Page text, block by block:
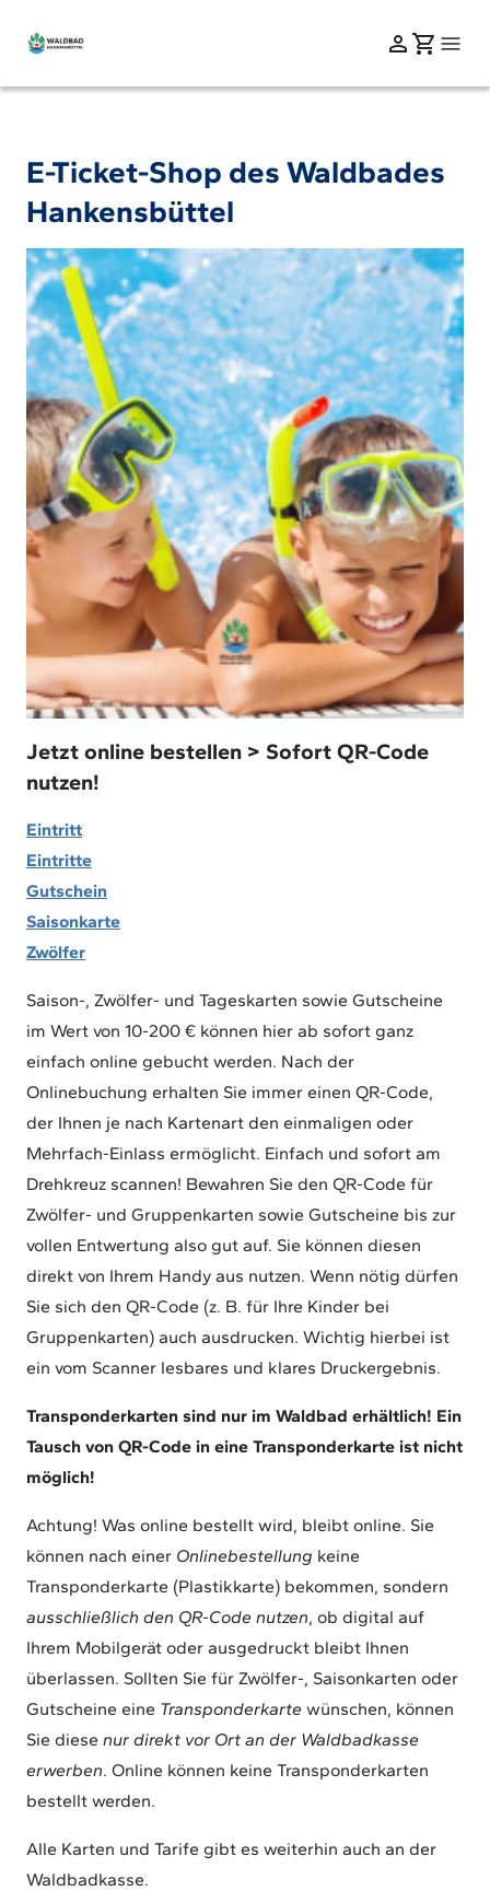
E-Ticket-Shop des Waldbades
Hankensbüttel
Jetzt online bestellen > Sofort QR-Code
nutzen!
Eintritt
Eintritte
Gutschein
Saisonkarte
Zwölfer
Saison-, Zwölfer- und Tageskarten sowie Gutscheine
im Wert von 10-200 € können hier ab sofort ganz
einfach online gebucht werden. Nach der
Onlinebuchung erhalten Sie immer einen QR-Code,
der Ihnen je nach Kartenart den einmaligen oder
Mehrfach-Einlass ermöglicht. Einfach und sofort am
Drehkreuz scannen! Bewahren Sie den QR-Code für
Zwölfer- und Gruppenkarten sowie Gutscheine bis zur
vollen Entwertung also gut auf. Sie können diesen
direkt von Ihrem Handy aus nutzen. Wenn nötig dürfen
Sie sich den QR-Code (z. B. für Ihre Kinder bei
Gruppenkarten) auch ausdrucken. Wichtig hierbei ist
ein vom Scanner lesbares und klares Druckergebnis.
Transponderkarten sind nur im Waldbad erhältlich! Ein
Tausch von QR-Code in eine Transponderkarte ist nicht
möglich!
Achtung! Was online bestellt wird, bleibt online. Sie
können nach einer Onlinebestellung keine
Transponderkarte (Plastikkarte) bekommen, sondern
ausschließlich den QR-Code nutzen, ob digital auf
Ihrem Mobilgerät oder ausgedruckt bleibt Ihnen
überlassen. Sollten Sie für Zwölfer-, Saisonkarten oder
Gutscheine eine Transponderkarte wünschen, können
Sie diese nur direkt vor Ort an der Waldbadkasse
erwerben. Online können keine Transponderkarten
bestellt werden.
Alle Karten und Tarife gibt es weiterhin auch an der
Waldbadkasse.